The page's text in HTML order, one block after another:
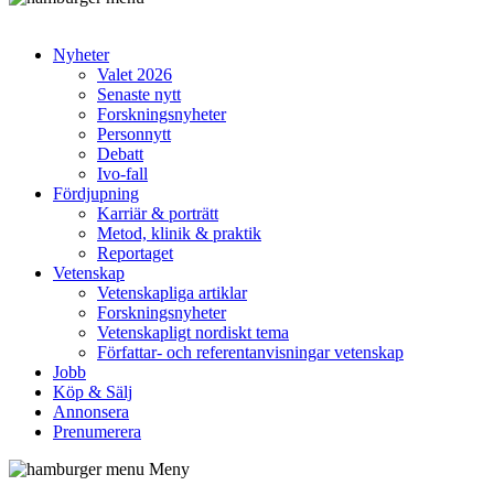
Nyheter
Valet 2026
Senaste nytt
Forskningsnyheter
Personnytt
Debatt
Ivo-fall
Fördjupning
Karriär & porträtt
Metod, klinik & praktik
Reportaget
Vetenskap
Vetenskapliga artiklar
Forskningsnyheter
Vetenskapligt nordiskt tema
Författar- och referentanvisningar vetenskap
Jobb
Köp & Sälj
Annonsera
Prenumerera
Meny